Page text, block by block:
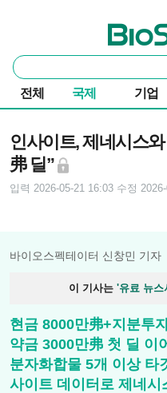
바이오스
통
합
검
색
전체 국제 기업
인사이트, 제네시스
弗 딜”
입력 2026-05-21 16:03 수정
바이오스펙테이터 신창민 기자
이 기사는 '유료 뉴
현금 8000만弗+지분투
약금 3000만弗 첫 딜 이
분자화합물 5개 이상 타
사이트 데이터로 제네시